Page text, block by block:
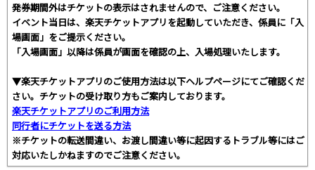
発券期間外はチケットの表示はされませんので、ご注意ください。
イベント当日は、楽天チケットアプリを起動していただき、係員に「入
場画面」をご提示ください。
「入場画面」以降は係員が画面を確認の上、入場処理いたします。
▼楽天チケットアプリのご使用方法は以下ヘルプページにてご確認くだ
さい。チケットの受け取り方もご案内しております。
楽天チケットアプリのご利用方法
同行者にチケットを送る方法
※チケットの転送間違い、お渡し間違い等に起因するトラブル等にはご
対応いたしかねますのでご注意ください。